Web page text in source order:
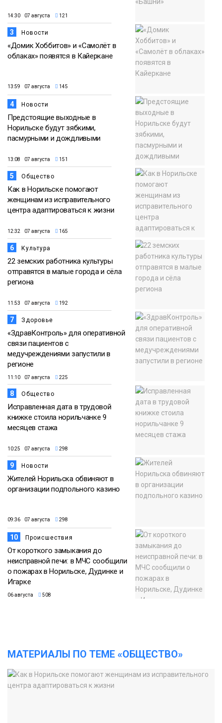
14:30 07 августа 121
3 Новости
«Домик Хоббитов» и «Самолёт в
облаках» появятся в Кайеркане
13:59 07 августа 145
4 Новости
Предстоящие выходные в
Норильске будут зябкими,
пасмурными и дождливыми
13:08 07 августа 151
5 Общество
Как в Норильске помогают
женщинам из исправительного
центра адаптироваться к жизни
12:32 07 августа 165
6 Культура
22 земских работника культуры
отправятся в малые города и сёла
региона
11:53 07 августа 192
7 Здоровье
«ЗдравКонтроль» для оперативной
связи пациентов с
медучреждениями запустили в
регионе
11:10 07 августа 225
8 Общество
Исправленная дата в трудовой
книжке стоила норильчанке 9
месяцев стажа
10:25 07 августа 298
9 Новости
Жителей Норильска обвиняют в
организации подпольного казино
09:36 07 августа 298
10 Происшествия
От короткого замыкания до
неисправной печи: в МЧС сообщили
о пожарах в Норильске, Дудинке и
Игарке
06 августа 508
МАТЕРИАЛЫ ПО ТЕМЕ «ОБЩЕСТВО»